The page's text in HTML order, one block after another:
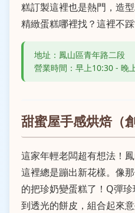
糕訂製這裡也是熱門，造
精緻蛋糕哪裡找？這裡不踩
地址：鳳山區青年路二段
營業時間：早上10:30 - 晚
甜蜜屋手感烘焙（
這家年輕老闆超有想法！
這裡總是蹦出新花樣。像
的把珍奶變蛋糕了！Q彈
到透光的餅皮，組合起來